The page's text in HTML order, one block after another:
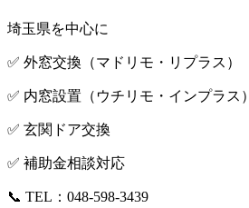
埼玉県を中心に
✅ 外窓交換（マドリモ・リプラス）
✅ 内窓設置（ウチリモ・インプラス）
✅ 玄関ドア交換
✅ 補助金相談対応
📞 TEL：048-598-3439